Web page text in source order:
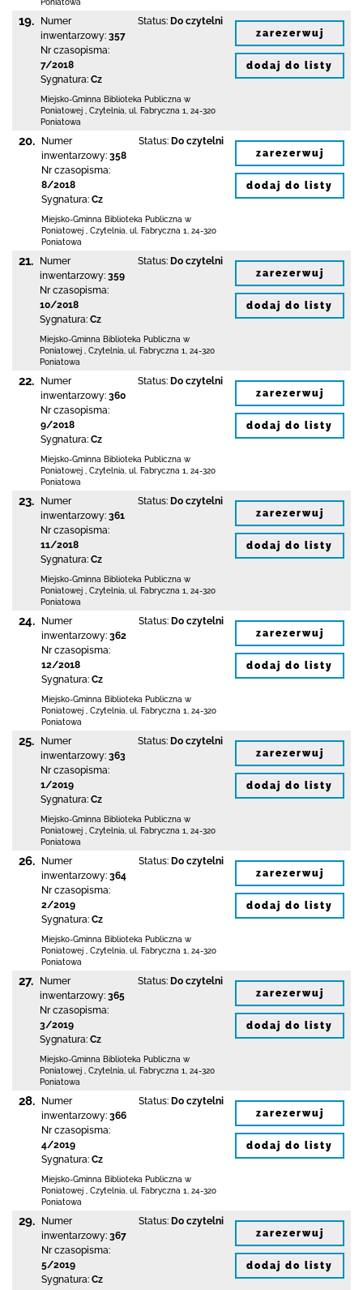
Poniatowa
19.
Numer
inwentarzowy: 357
Nr czasopisma:
7/2018
Sygnatura: Cz
Status: Do czytelni
Miejsko-Gminna Biblioteka Publiczna w
Poniatowej
Czytelnia, ul. Fabryczna 1
24-320
Poniatowa
zarezerwuj
dodaj do listy
20.
Numer
inwentarzowy: 358
Nr czasopisma:
8/2018
Sygnatura: Cz
Status: Do czytelni
Miejsko-Gminna Biblioteka Publiczna w
Poniatowej
Czytelnia, ul. Fabryczna 1
24-320
Poniatowa
zarezerwuj
dodaj do listy
21.
Numer
inwentarzowy: 359
Nr czasopisma:
10/2018
Sygnatura: Cz
Status: Do czytelni
Miejsko-Gminna Biblioteka Publiczna w
Poniatowej
Czytelnia, ul. Fabryczna 1
24-320
Poniatowa
zarezerwuj
dodaj do listy
22.
Numer
inwentarzowy: 360
Nr czasopisma:
9/2018
Sygnatura: Cz
Status: Do czytelni
Miejsko-Gminna Biblioteka Publiczna w
Poniatowej
Czytelnia, ul. Fabryczna 1
24-320
Poniatowa
zarezerwuj
dodaj do listy
23.
Numer
inwentarzowy: 361
Nr czasopisma:
11/2018
Sygnatura: Cz
Status: Do czytelni
Miejsko-Gminna Biblioteka Publiczna w
Poniatowej
Czytelnia, ul. Fabryczna 1
24-320
Poniatowa
zarezerwuj
dodaj do listy
24.
Numer
inwentarzowy: 362
Nr czasopisma:
12/2018
Sygnatura: Cz
Status: Do czytelni
Miejsko-Gminna Biblioteka Publiczna w
Poniatowej
Czytelnia, ul. Fabryczna 1
24-320
Poniatowa
zarezerwuj
dodaj do listy
25.
Numer
inwentarzowy: 363
Nr czasopisma:
1/2019
Sygnatura: Cz
Status: Do czytelni
Miejsko-Gminna Biblioteka Publiczna w
Poniatowej
Czytelnia, ul. Fabryczna 1
24-320
Poniatowa
zarezerwuj
dodaj do listy
26.
Numer
inwentarzowy: 364
Nr czasopisma:
2/2019
Sygnatura: Cz
Status: Do czytelni
Miejsko-Gminna Biblioteka Publiczna w
Poniatowej
Czytelnia, ul. Fabryczna 1
24-320
Poniatowa
zarezerwuj
dodaj do listy
27.
Numer
inwentarzowy: 365
Nr czasopisma:
3/2019
Sygnatura: Cz
Status: Do czytelni
Miejsko-Gminna Biblioteka Publiczna w
Poniatowej
Czytelnia, ul. Fabryczna 1
24-320
Poniatowa
zarezerwuj
dodaj do listy
28.
Numer
inwentarzowy: 366
Nr czasopisma:
4/2019
Sygnatura: Cz
Status: Do czytelni
Miejsko-Gminna Biblioteka Publiczna w
Poniatowej
Czytelnia, ul. Fabryczna 1
24-320
Poniatowa
zarezerwuj
dodaj do listy
29.
Numer
inwentarzowy: 367
Nr czasopisma:
5/2019
Sygnatura: Cz
Status: Do czytelni
zarezerwuj
dodaj do listy